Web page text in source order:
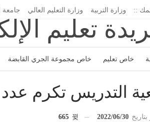
:: وزارة التربية وزارة التعليم العالي جامعة
خاص تعليم خاص مجموعة الجري القابضة
التدريس تكرم
2022/06/30